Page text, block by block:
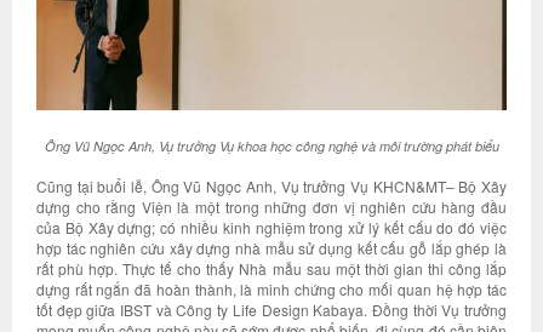
Ông Vũ Ngọc Anh, Vụ trưởng Vụ khoa học công nghệ và môi trường phát biểu
Cũng tại buổi lễ, Ông Vũ Ngọc Anh, Vụ trưởng Vụ KHCN&MT– Bộ Xây
dựng cho rằng Viện là một trong những đơn vị nghiên cứu hàng đầu
của Bộ Xây dựng; có nhiều kinh nghiệm trong xử lý kết cấu do đó việc
hợp tác nghiên cứu xây dựng nhà mẫu sử dụng kết cấu gỗ lắp ghép là
rất phù hợp. Thực tế cho thấy Nhà mẫu sau một thời gian thi công lắp
dựng rất ngắn đã hoàn thành, là minh chứng cho mối quan hệ hợp tác
tốt đẹp giữa IBST và Công ty Life Design Kabaya. Đồng thời Vụ trưởng